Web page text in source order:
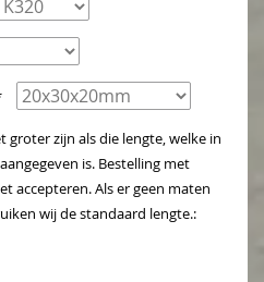
groter zijn als die lengte, welke in
is. Bestelling met
accepteren. Als er geen maten
wij de standaard lengte.: